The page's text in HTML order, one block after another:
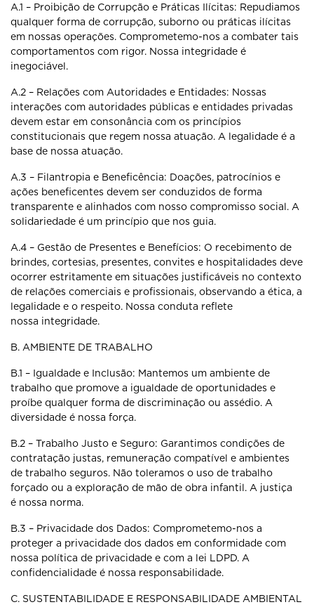
A.1 – Proibição de Corrupção e Práticas Ilícitas: Repudiamos
qualquer forma de corrupção, suborno ou práticas ilícitas
em nossas operações. Comprometemo-nos a combater tais
comportamentos com rigor. Nossa integridade é
inegociável.
A.2 – Relações com Autoridades e Entidades: Nossas
interações com autoridades públicas e entidades privadas
devem estar em consonância com os princípios
constitucionais que regem nossa atuação. A legalidade é a
base de nossa atuação.
A.3 – Filantropia e Beneficência: Doações, patrocínios e
ações beneficentes devem ser conduzidos de forma
transparente e alinhados com nosso compromisso social. A
solidariedade é um princípio que nos guia.
A.4 – Gestão de Presentes e Benefícios: O recebimento de
brindes, cortesias, presentes, convites e hospitalidades deve
ocorrer estritamente em situações justificáveis no contexto
de relações comerciais e profissionais, observando a ética, a
legalidade e o respeito. Nossa conduta reflete
nossa integridade.
B. AMBIENTE DE TRABALHO
B.1 – Igualdade e Inclusão: Mantemos um ambiente de
trabalho que promove a igualdade de oportunidades e
proíbe qualquer forma de discriminação ou assédio. A
diversidade é nossa força.
B.2 – Trabalho Justo e Seguro: Garantimos condições de
contratação justas, remuneração compatível e ambientes
de trabalho seguros. Não toleramos o uso de trabalho
forçado ou a exploração de mão de obra infantil. A justiça
é nossa norma.
B.3 – Privacidade dos Dados: Comprometemo-nos a
proteger a privacidade dos dados em conformidade com
nossa política de privacidade e com a lei LDPD. A
confidencialidade é nossa responsabilidade.
C. SUSTENTABILIDADE E RESPONSABILIDADE AMBIENTAL